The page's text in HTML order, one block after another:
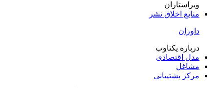
ویراستاران
منابع اخلاق نشر
داوران
درباره یکتاوب
مدل اقتصادی
مشاغل
مرکز پشتیبانی